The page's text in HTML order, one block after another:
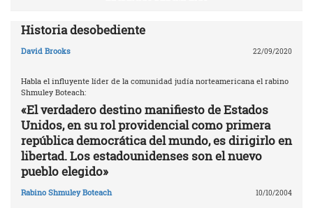
Historia desobediente
David Brooks 22/09/2020
Habla el influyente líder de la comunidad judía norteamericana el rabino
Shmuley Boteach:
«El verdadero destino manifiesto de Estados
Unidos, en su rol providencial como primera
república democrática del mundo, es dirigirlo en
libertad. Los estadounidenses son el nuevo
pueblo elegido»
Rabino Shmuley Boteach 10/10/2004